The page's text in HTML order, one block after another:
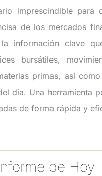
imprescindible para
de los mercados
información clave
bursátiles,
primas, así
día. Una herramienta
de forma rápida y
de Hoy